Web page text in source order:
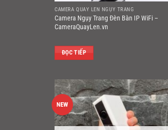
CAMERA QUAY LÉN NGỤY TRANG
Camera Ngụy Trang Đèn Bàn IP WiFi –
CameraQuayLen.vn
ĐỌC TIẾP
NEW